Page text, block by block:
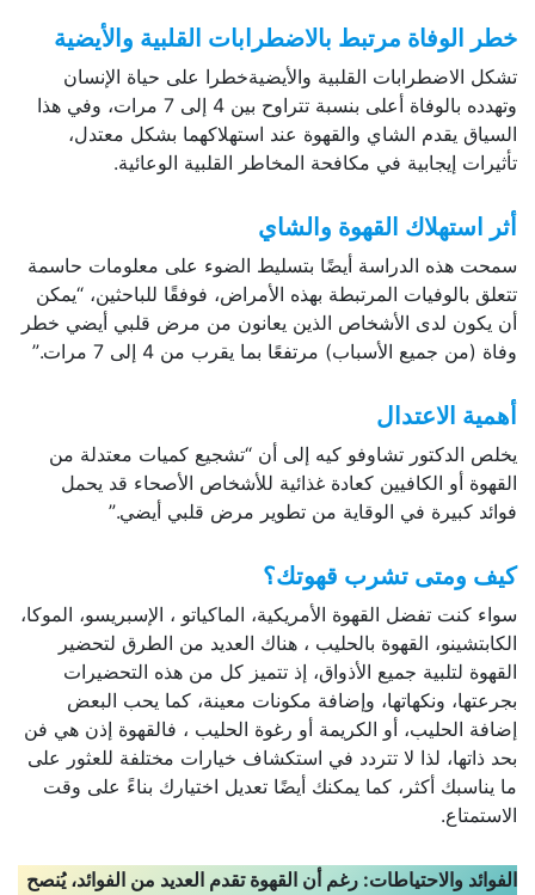
خطر الوفاة مرتبط بالاضطرابات القلبية والأيضية
تشكل الاضطرابات القلبية والأيضيةخطرا على حياة الإنسان
وتهدده بالوفاة أعلى بنسبة تتراوح بين 4 إلى 7 مرات، وفي هذا
السياق يقدم الشاي والقهوة عند استهلاكهما بشكل معتدل،
تأثيرات إيجابية في مكافحة المخاطر القلبية الوعائية.
أثر استهلاك القهوة والشاي
سمحت هذه الدراسة أيضًا بتسليط الضوء على معلومات حاسمة
تتعلق بالوفيات المرتبطة بهذه الأمراض، فوفقًا للباحثين، “يمكن
أن يكون لدى الأشخاص الذين يعانون من مرض قلبي أيضي خطر
وفاة (من جميع الأسباب) مرتفعًا بما يقرب من 4 إلى 7 مرات.”
أهمية الاعتدال
يخلص الدكتور تشاوفو كيه إلى أن “تشجيع كميات معتدلة من
القهوة أو الكافيين كعادة غذائية للأشخاص الأصحاء قد يحمل
فوائد كبيرة في الوقاية من تطوير مرض قلبي أيضي.”
كيف ومتى تشرب قهوتك؟
سواء كنت تفضل القهوة الأمريكية، الماكياتو ، الإسبريسو، الموكا،
الكابتشينو، القهوة بالحليب ، هناك العديد من الطرق لتحضير
القهوة لتلبية جميع الأذواق، إذ تتميز كل من هذه التحضيرات
بجرعتها، ونكهاتها، وإضافة مكونات معينة، كما يحب البعض
إضافة الحليب، أو الكريمة أو رغوة الحليب ، فالقهوة إذن هي فن
بحد ذاتها، لذا لا تتردد في استكشاف خيارات مختلفة للعثور على
ما يناسبك أكثر، كما يمكنك أيضًا تعديل اختيارك بناءً على وقت
الاستمتاع.
الفوائد والاحتياطات: رغم أن القهوة تقدم العديد من الفوائد، يُنصح